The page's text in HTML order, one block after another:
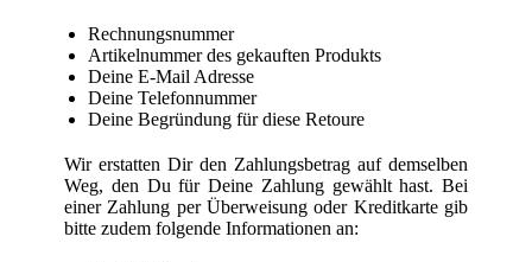
Rechnungsnummer
Artikelnummer des gekauften Produkts
Deine E-Mail Adresse
Deine Telefonnummer
Deine Begründung für diese Retoure
Wir erstatten Dir den Zahlungsbetrag auf demselben
Weg, den Du für Deine Zahlung gewählt hast. Bei
einer Zahlung per Überweisung oder Kreditkarte gib
bitte zudem folgende Informationen an: